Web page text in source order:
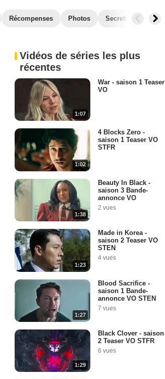
Récompenses Photos Secrets de tournage
Vidéos de séries les plus
récentes
1:07
War - saison 1 Teaser
VO
1:02
4 Blocks Zero -
saison 1 Teaser VO
STFR
1:38
Beauty In Black -
saison 3 Bande-
annonce VO
2 vues
1:23
Made in Korea -
saison 2 Teaser VO
STEN
4 vues
1:27
Blood Sacrifice -
saison 1 Bande-
annonce VO STEN
7 vues
1:29
Black Clover - saison
2 Teaser VO STFR
6 vues